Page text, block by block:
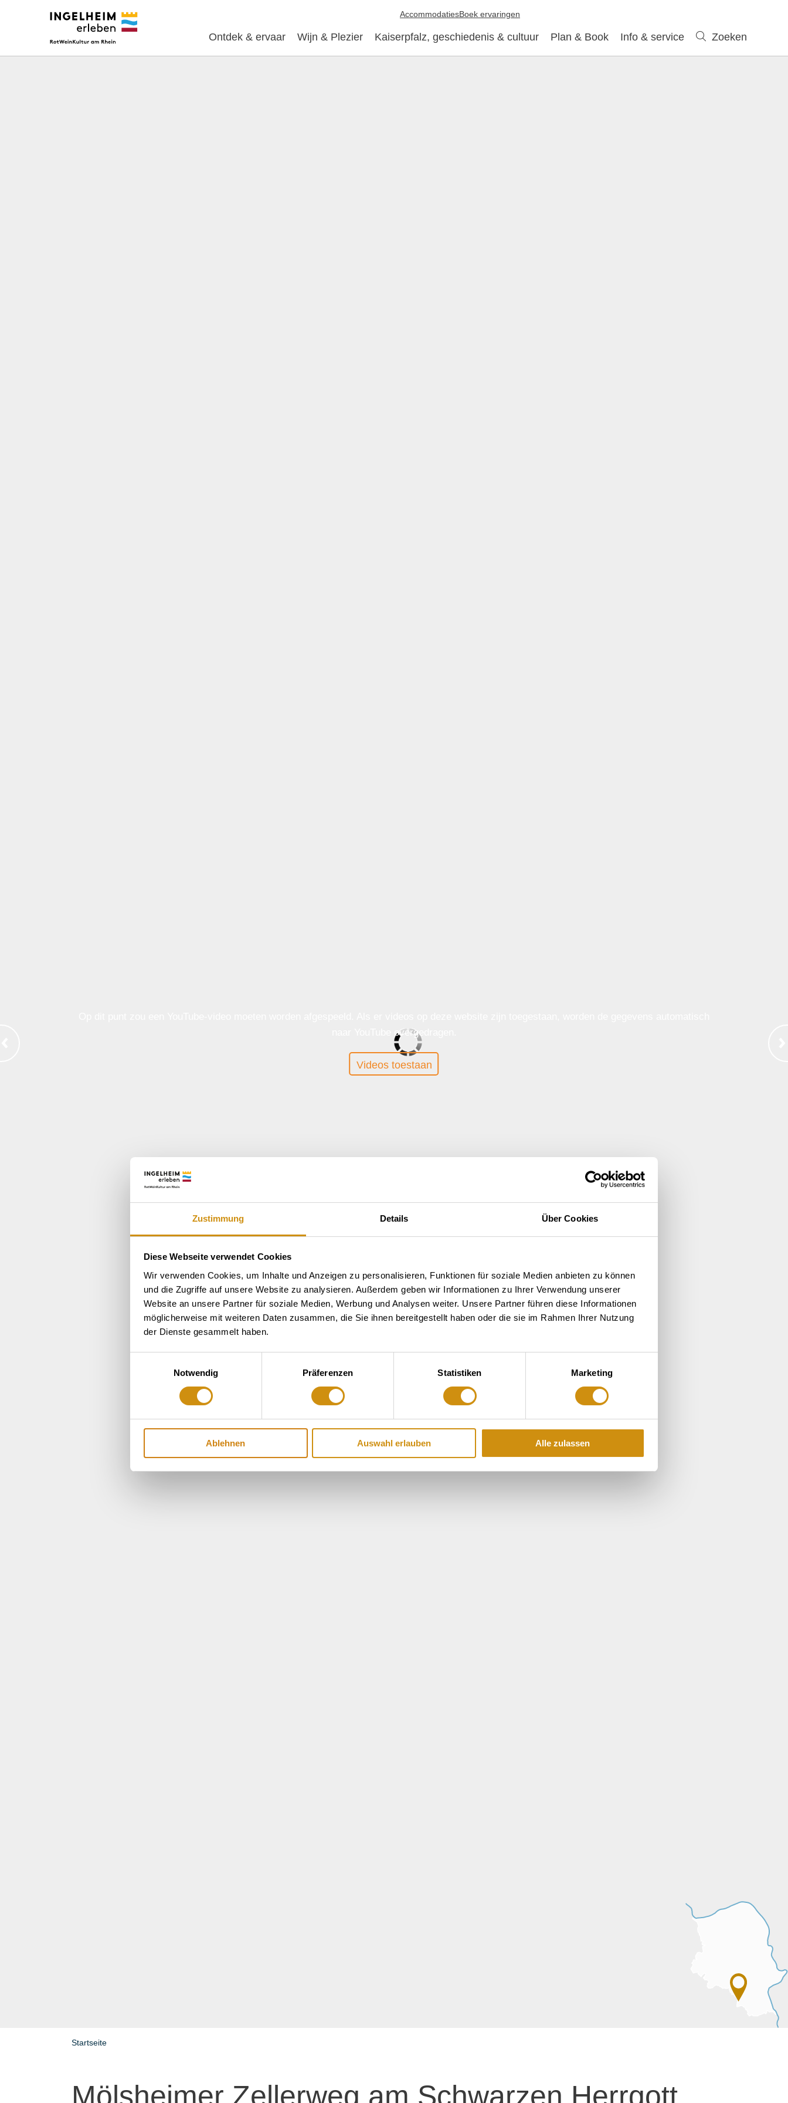
Zustimmung Details Über Cookies
Diese Webseite verwendet Cookies
Wir verwenden Cookies, um Inhalte und Anzeigen zu personalisieren, Funktionen für soziale Medien anbieten zu können
und die Zugriffe auf unsere Website zu analysieren. Außerdem geben wir Informationen zu Ihrer Verwendung unserer
Website an unsere Partner für soziale Medien, Werbung und Analysen weiter. Unsere Partner führen diese Informationen
möglicherweise mit weiteren Daten zusammen, die Sie ihnen bereitgestellt haben oder die sie im Rahmen Ihrer Nutzung
der Dienste gesammelt haben.
Notwendig
Präferenzen Statistiken Marketing
Ablehnen Auswahl erlauben Alle zulassen
Ontdek & ervaar Wijn & Plezier Kaiserpfalz, geschiedenis & cultuur Plan & Book Info & service Zoeken
AccommodatiesBoek ervaringen
naar YouTube overgedragen.
Videos toestaan
Startseite
Mölsheimer Zellerweg am Schwarzen Herrgott